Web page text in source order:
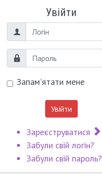
Увійти
Логін
Пароль
Запам'ятати мене
Увійти
Зареєструватися
Забули свій логін?
Забули свій пароль?